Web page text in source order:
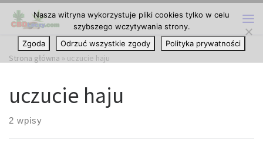
Przejdź do treści
Strona główna » uczucie haju
uczucie haju
2 wpisy
Nasza witryna wykorzystuje pliki cookies tylko w celu
szybszego wczytywania strony.
Zgoda
Odrzuć wszystkie zgody Polityka prywatności